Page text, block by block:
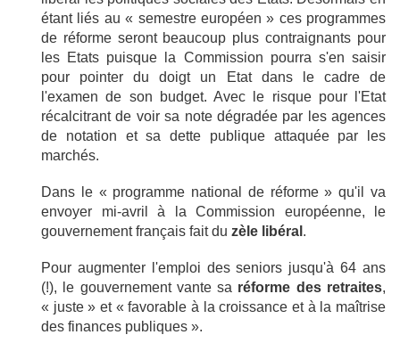
étant liés au « semestre européen » ces programmes
de réforme seront beaucoup plus contraignants pour
les Etats puisque la Commission pourra s'en saisir
pour pointer du doigt un Etat dans le cadre de
l'examen de son budget. Avec le risque pour l'Etat
récalcitrant de voir sa note dégradée par les agences
de notation et sa dette publique attaquée par les
marchés.
Dans le « programme national de réforme » qu'il va
envoyer mi-avril à la Commission européenne, le
gouvernement français fait du zèle libéral .
Pour augmenter l'emploi des seniors jusqu'à 64 ans
(!), le gouvernement vante sa réforme des retraites,
« juste » et « favorable à la croissance et à la maîtrise
des finances publiques ».